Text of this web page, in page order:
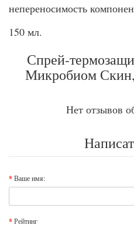
непереносимость
150 мл.
Спрей-
Микробиом
Нет отзывов
Ваше имя:
Рейтинг